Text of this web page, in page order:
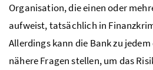
Organisation, die einen oder
aufweist, tatsächlich in
Allerdings kann die Bank zu
nähere Fragen stellen, um das